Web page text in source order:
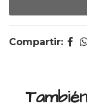
Compartir: